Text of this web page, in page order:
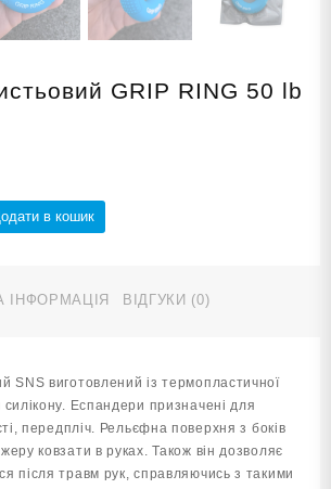
GRIP RING 50 lb
в кошик
ІНФОРМАЦІЯ ВІДГУКИ (0)
SNS виготовлений із термопластичної
Еспандери призначені для
передпліч. Рельєфна поверхня з боків
ковзати в руках. Також він дозволяє
після травм рук, справляючись з такими